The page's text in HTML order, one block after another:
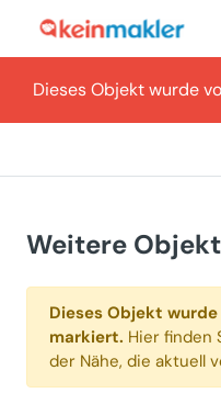
Dieses Objekt wurde
Weitere
Dieses Objekt
markiert. Hier finden
der Nähe, die aktuell